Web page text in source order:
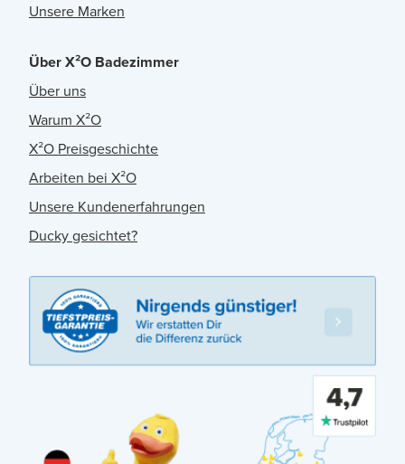
Unsere Marken
Über X²O Badezimmer
Über uns
Warum X²O
X²O Preisgeschichte
Arbeiten bei X²O
Unsere Kundenerfahrungen
Ducky gesichtet?